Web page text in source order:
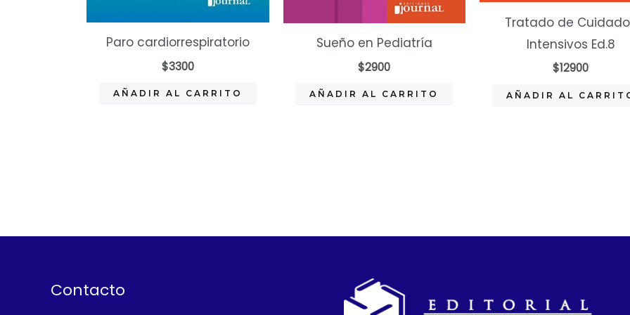
Paro cardiorrespiratorio
$3300
AÑADIR AL CARRITO
Sueño en Pediatría
$2900
AÑADIR AL CARRITO
Tratado de
Intensivos Ed.8
$12900
AÑADIR AL
Contacto